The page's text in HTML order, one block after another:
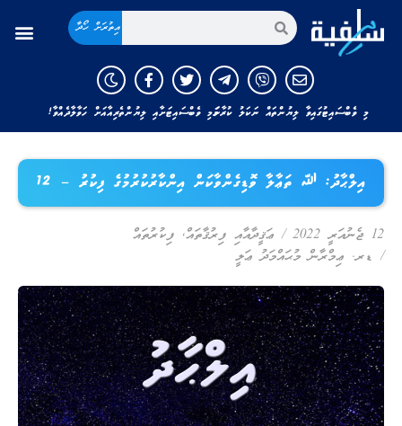
އިތުރަށް ހޯދާ
މި ވެބްސައިޓުގައިވާ ލިޔުންތައް ނަކަލު ކުރާނަމަ މި ވެބްސައިޓަށާއި ލިޔުންތެރިއާއަށް ހަވާލާދެއްވާ!
އިލްޙާދު: ﷲ ތަޢާލާ ވޮޑިގެންވާކަން އިންކާރުކުރުމުގެ ފިކުރު – 12
12 ޖެނުއަރީ 2022 / ޢަޤީދާއާއި ފިރުޤާތައް, ފިކުރުތައް
/ ޑރ. ޢިމްރާން މުޙައްމަދު ޢަލީ